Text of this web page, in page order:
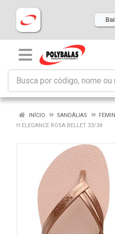
INÍCIO SANDÁLIAS
H.ELEGANCE ROSA BELLET 33/34